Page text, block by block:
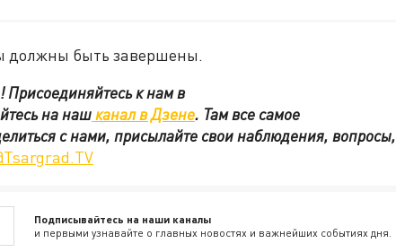
должны быть завершены.
Присоединяйтесь к нам в
на нашканал в Дзене. Там все самое
с нами, присылайте свои наблюдения, вопросы,
Подписывайтесь на наши каналы
и первыми узнавайте о главных новостях и важнейших событиях дня.